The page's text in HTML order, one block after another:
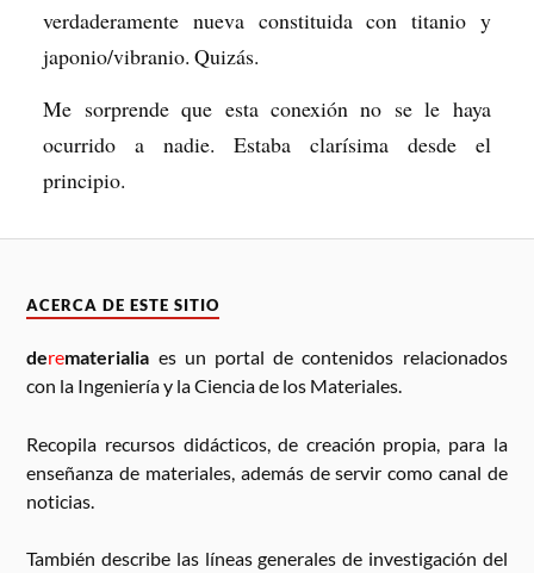
verdaderamente nueva constituida con titanio y
japonio/vibranio. Quizás.
Me sorprende que esta conexión no se le haya
ocurrido a nadie. Estaba clarísima desde el
principio.
ACERCA DE ESTE SITIO
derematerialia es un portal de contenidos relacionados
con la Ingeniería y la Ciencia de los Materiales.
Recopila recursos didácticos, de creación propia, para la
enseñanza de materiales, además de servir como canal de
noticias.
También describe las líneas generales de investigación del